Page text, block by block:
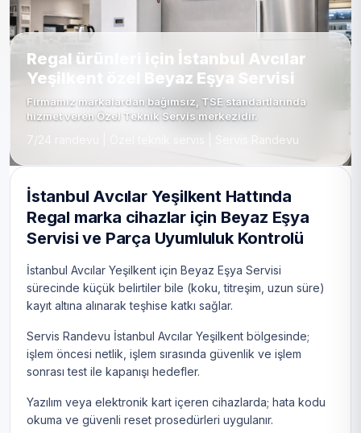
Regal ürünleri için İstanbul Avcılar
Yeşilkent özel Beyaz Eşya Servisi
Firmamız markalardan bağımsız, TSE standartlarında
hizmet veren Özel Teknik Servis merkezidir.
7/24 randevu | Özel teknik servis | Servis Randevu
İstanbul Avcılar Yeşilkent Hattında
Regal marka cihazlar için Beyaz Eşya
Servisi ve Parça Uyumluluk Kontrolü
İstanbul Avcılar Yeşilkent için Beyaz Eşya Servisi
sürecinde küçük belirtiler bile (koku, titreşim, uzun süre)
kayıt altına alınarak teşhise katkı sağlar.
Servis Randevu İstanbul Avcılar Yeşilkent bölgesinde;
işlem öncesi netlik, işlem sırasında güvenlik ve işlem
sonrası test ile kapanışı hedefler.
Yazılım veya elektronik kart içeren cihazlarda; hata kodu
okuma ve güvenli reset prosedürleri uygulanır.